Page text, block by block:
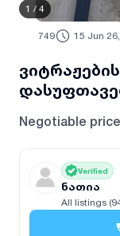
1 / 4
749 15 Jun
Negotiable price
Verified
ნათია
All listings